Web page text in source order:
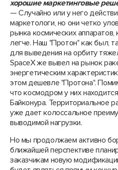
хорошие маркетинговые
— Случайно или у него
маркетологи, но они четко
рынка космических
легче. Наш "Протон" как был,
для выведения на орбиту
SpaceX же вывел на рынок
энергетическим
этом дешевле "Протона".
что космодром у них
Байконура. Территориальное
уже дает колоссальное
выводимой нагрузки.
Но мы продолжаем активно
ближайшей перспективе
заказчикам новую